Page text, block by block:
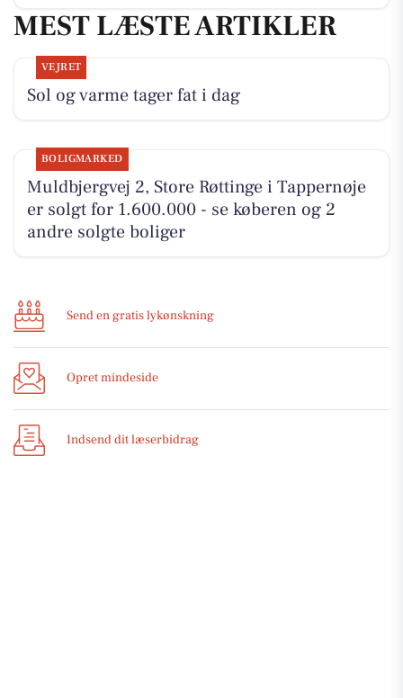
MEST LÆSTE ARTIKLER
VEJRET
Sol og varme tager fat i dag
BOLIGMARKED
Muldbjergvej 2, Store Røttinge i Tappernøje
er solgt for 1.600.000 - se køberen og 2
andre solgte boliger
Send en gratis lykønskning
Opret mindeside
Indsend dit læserbidrag